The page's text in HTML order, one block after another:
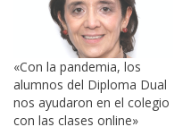
«Con la pandemia, los
alumnos del Diploma Dual
nos ayudaron en el colegio
con las clases online»